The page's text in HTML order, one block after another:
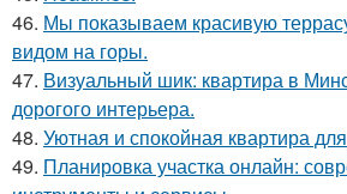
46. Мы показываем красивую
видом на горы.
47. Визуальный шик: квартира в
дорогого интерьера.
48. Уютная и спокойная квартира
49. Планировка участка онлайн: